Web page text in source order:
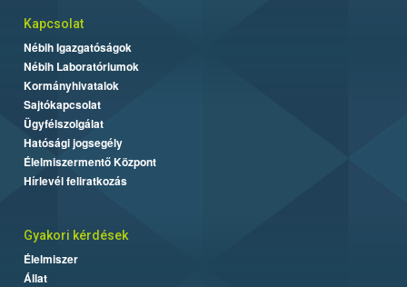
Kapcsolat
Nébih Igazgatóságok
Nébih Laboratóriumok
Kormányhivatalok
Sajtókapcsolat
Ügyfélszolgálat
Hatósági jogsegély
Élelmiszermentő Központ
Hírlevél feliratkozás
Gyakori kérdések
Élelmiszer
Állat